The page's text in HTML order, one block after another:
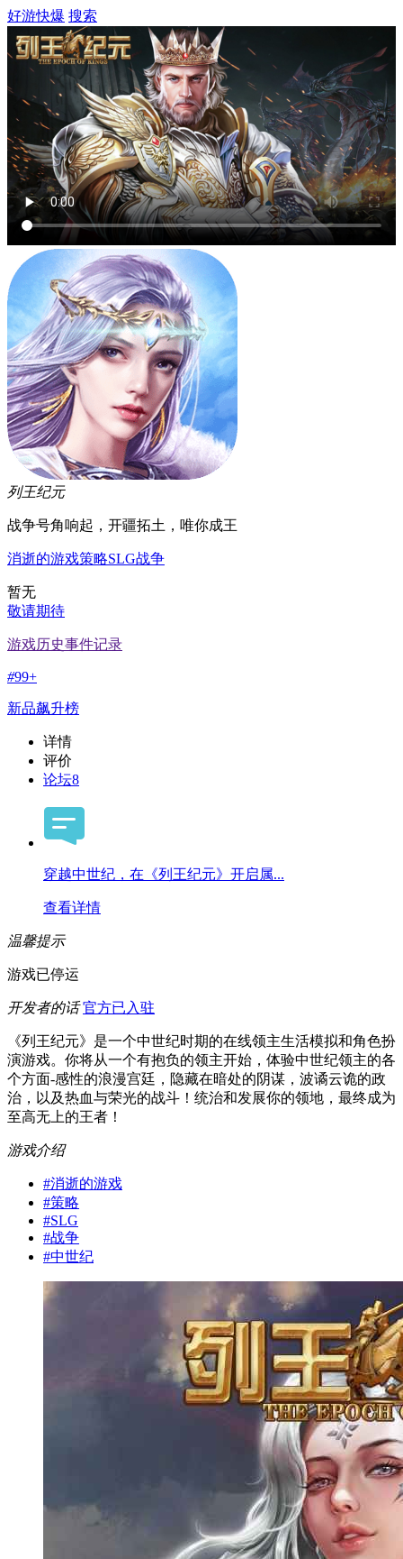
好游快爆 搜索
列王纪元
战争号角响起，开疆拓土，唯你成王
消逝的游戏策略SLG战争
暂无
敬请期待
游戏历史事件记录
#99+
新品飙升榜
详情
评价
论坛8
穿越中世纪，在《列王纪元》开启属...
查看详情
温馨提示
游戏已停运
开发者的话 官方已入驻
《列王纪元》是一个中世纪时期的在线领主生活模拟和角色扮
演游戏。你将从一个有抱负的领主开始，体验中世纪领主的各
个方面-感性的浪漫宫廷，隐藏在暗处的阴谋，波谲云诡的政
治，以及热血与荣光的战斗！统治和发展你的领地，最终成为
至高无上的王者！
游戏介绍
#消逝的游戏
#策略
#SLG
#战争
#中世纪